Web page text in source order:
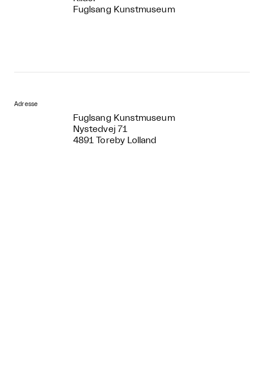
Fuglsang Kunstmuseum
Adresse
Fuglsang Kunstmuseum
Nystedvej 71
4891 Toreby Lolland